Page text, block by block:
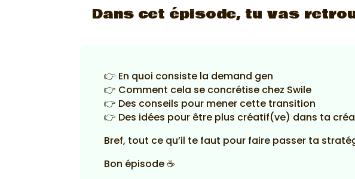
Dans cet épisode, tu vas
👉 En quoi consiste la demand gen
👉 Comment cela se concrétise chez Swile
👉 Des conseils pour mener cette transition
👉 Des idées pour être plus créatif(ve) dans ta
Bref, tout ce qu’il te faut pour faire passer ta
Bon épisode ☕